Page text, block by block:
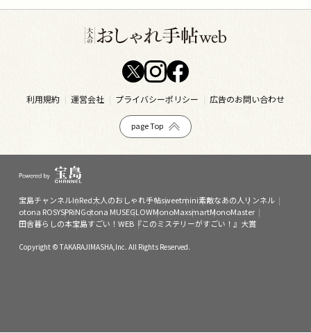
利用規約 運営会社 プライバシーポリシー 広告のお問い合わせ
page Top
宝島チャンネルInRed大人のおしゃれ手帖sweetmini素敵なあの人 リンネル
otona ROSYSPRiNGotona MUSEGLOWMonoMaxsmartMonoMaster
田舎暮らしの本宝島すごい！WEB『このミステリーがすごい！』大賞
Copyright © TAKARAJIMASHA,Inc. All Rights Reserved.